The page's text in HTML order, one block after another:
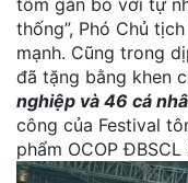
thống”, Phó Chủ
mạnh. Cũng trong
đã tặng bằng khen
nghiệp và 46 cá
công của Festival
phẩm OCOP